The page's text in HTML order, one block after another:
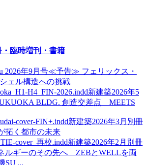
臨時増刊・書籍
2026年9月号≪予告≫ フェリックス・
ェル構造への挑戦
新建築2026年5
BLDG. 創造交差点 MEETS
新建築2026年3月別冊
拓く都市の未来
新建築2026年2月別冊
ルギーのその先へ ZEBとWELLを両
SU ...